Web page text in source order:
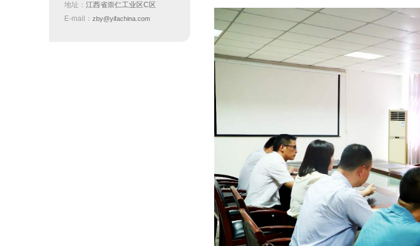
地址： 江西省崇仁工业区C区
E-mail： zby@yifachina.com